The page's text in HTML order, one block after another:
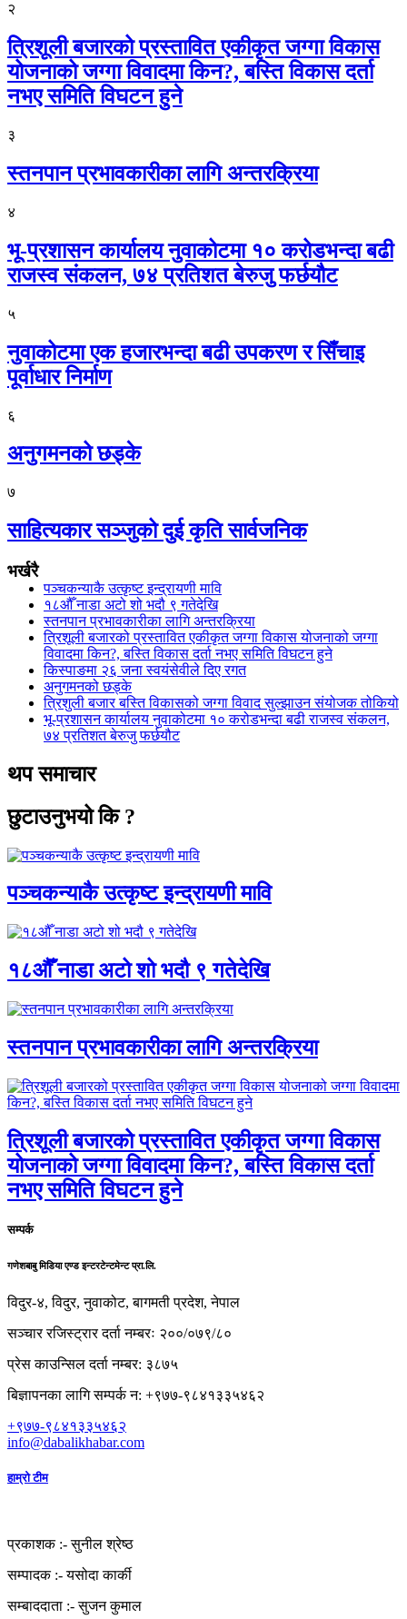
२
त्रिशूली बजारको प्रस्तावित एकीकृत जग्गा विकास
योजनाको जग्गा विवादमा किन?, बस्ति विकास दर्ता
नभए समिति विघटन हुने
३
स्तनपान प्रभावकारीका लागि अन्तरक्रिया
४
भू-प्रशासन कार्यालय नुवाकोटमा १० करोडभन्दा बढी
राजस्व संकलन, ७४ प्रतिशत बेरुजु फर्छयौट
५
नुवाकोटमा एक हजारभन्दा बढी उपकरण र सिँचाइ
पूर्वाधार निर्माण
६
अनुगमनको छड्के
७
साहित्यकार सञ्जुको दुई कृति सार्वजनिक
भर्खरै
पञ्चकन्याकै उत्कृष्ट इन्द्रायणी मावि
१८औँ नाडा अटो शो भदौ ९ गतेदेखि
स्तनपान प्रभावकारीका लागि अन्तरक्रिया
त्रिशूली बजारको प्रस्तावित एकीकृत जग्गा विकास योजनाको जग्गा
विवादमा किन?, बस्ति विकास दर्ता नभए समिति विघटन हुने
किस्पाङमा २६ जना स्वयंसेवीले दिए रगत
अनुगमनको छड्के
त्रिशुली बजार बस्ति विकासको जग्गा विवाद सुल्झाउन संयोजक तोकियो
भू-प्रशासन कार्यालय नुवाकोटमा १० करोडभन्दा बढी राजस्व संकलन,
७४ प्रतिशत बेरुजु फर्छयौट
थप समाचार
छुटाउनुभयो कि ?
पञ्चकन्याकै उत्कृष्ट इन्द्रायणी मावि
१८औँ नाडा अटो शो भदौ ९ गतेदेखि
स्तनपान प्रभावकारीका लागि अन्तरक्रिया
त्रिशूली बजारको प्रस्तावित एकीकृत जग्गा विकास
योजनाको जग्गा विवादमा किन?, बस्ति विकास दर्ता
नभए समिति विघटन हुने
सम्पर्क
गणेशबाबु मिडिया एण्ड इन्टरटेन्टमेन्ट प्रा.लि.
विदुर-४, विदुर, नुवाकोट, बागमती प्रदेश, नेपाल
सञ्चार रजिस्ट्रार दर्ता नम्बरः २००/०७९/८०
प्रेस काउन्सिल दर्ता नम्बर: ३८७५
बिज्ञापनका लागि सम्पर्क न: +९७७-९८४१३३५४६२
+९७७-९८४१३३५४६२
info@dabalikhabar.com
हाम्रो टीम
प्रकाशक :-सुनील श्रेष्ठ
सम्पादक :-यसोदा कार्की
सम्बाददाता :-सुजन कुमाल